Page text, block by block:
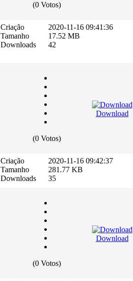
(0 Votos)
Criação
Tamanho
Downloads
2020-11-16 09:41:36
17.52 MB
42
(0 Votos)
Download
Criação
Tamanho
Downloads
2020-11-16 09:42:37
281.77 KB
35
(0 Votos)
Download